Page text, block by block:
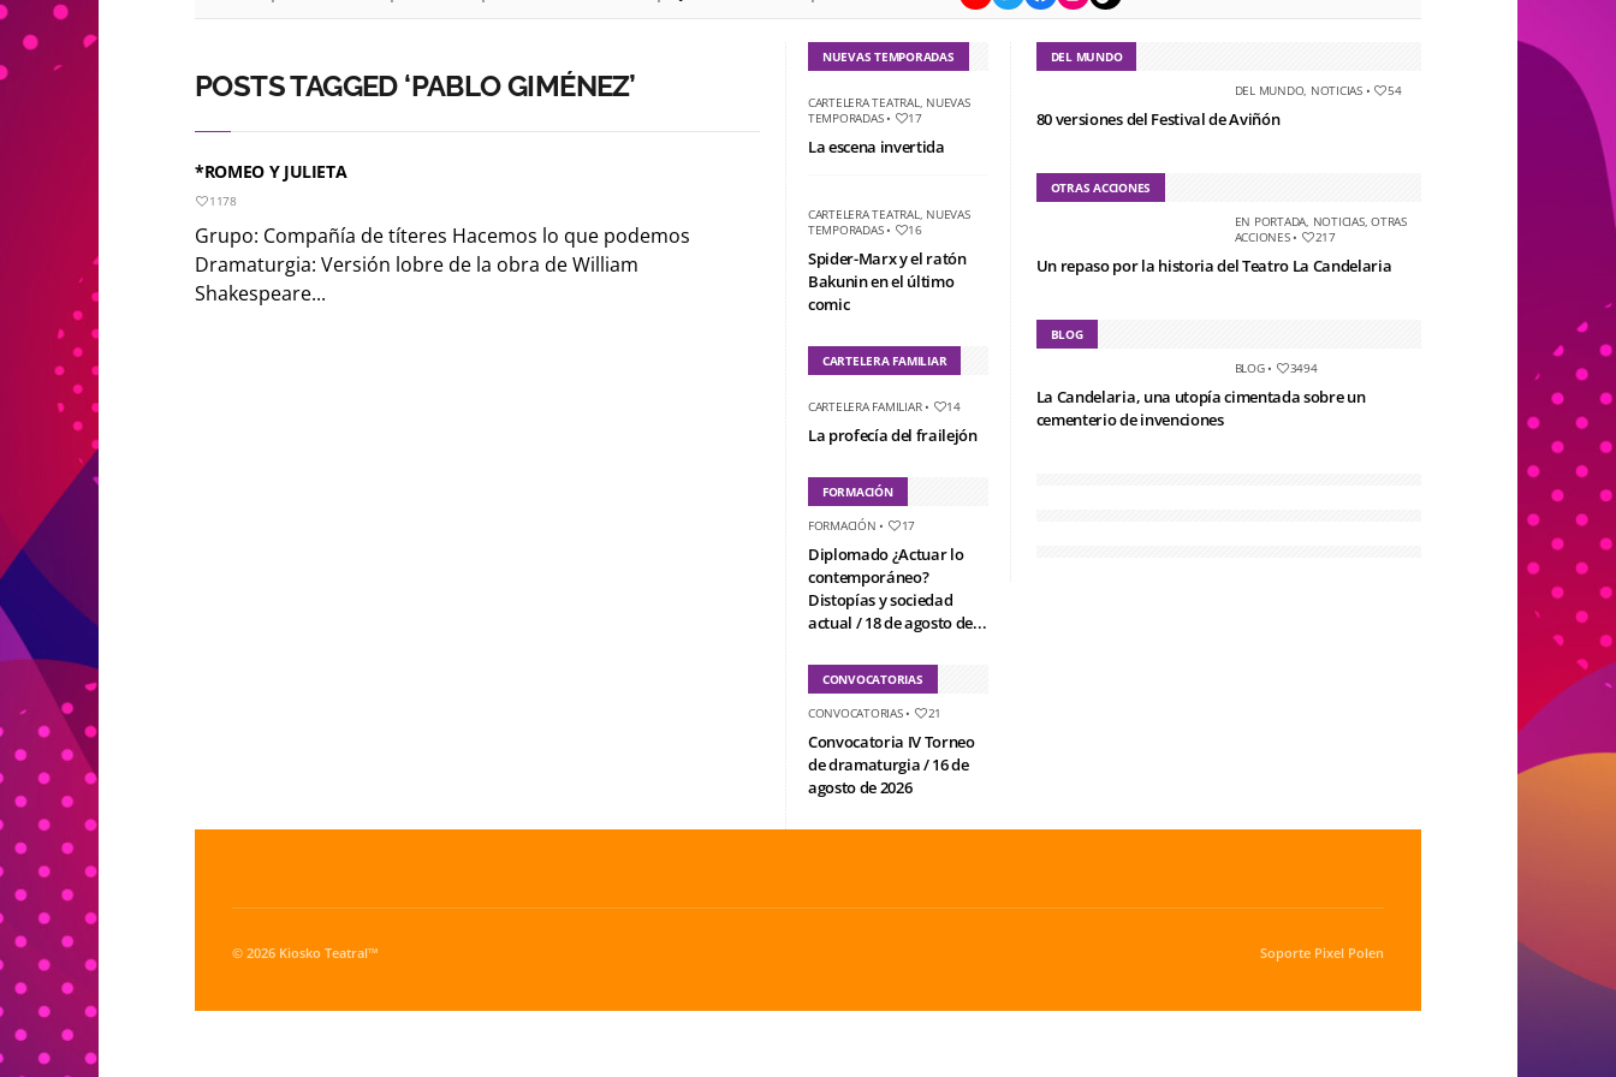
POSTS TAGGED ‘PABLO GIMÉNEZ’
*ROMEO Y JULIETA
1178
Grupo: Compañía de títeres Hacemos lo que podemos
Dramaturgia: Versión lobre de la obra de William
Shakespeare...
NUEVAS TEMPORADAS
CARTELERA TEATRAL, NUEVAS
TEMPORADAS• 17
La escena invertida
CARTELERA TEATRAL, NUEVAS
TEMPORADAS• 16
Spider-Marx y el ratón
Bakunin en el último
comic
CARTELERA FAMILIAR
CARTELERA FAMILIAR• 14
La profecía del frailejón
FORMACIÓN
FORMACIÓN • 17
Diplomado ¿Actuar lo
contemporáneo?
Distopías y sociedad
actual / 18 de agosto de...
CONVOCATORIAS
CONVOCATORIAS• 21
Convocatoria IV Torneo
de dramaturgia / 16 de
agosto de 2026
DEL MUNDO
DEL MUNDO, NOTICIAS• 54
80 versiones del Festival de Aviñón
OTRAS ACCIONES
EN PORTADA, NOTICIAS,OTRAS
ACCIONES• 217
Un repaso por la historia del Teatro La Candelaria
BLOG
BLOG• 3494
La Candelaria, una utopía cimentada sobre un
cementerio de invenciones
© 2026 Kiosko Teatral™ Soporte Pixel Polen